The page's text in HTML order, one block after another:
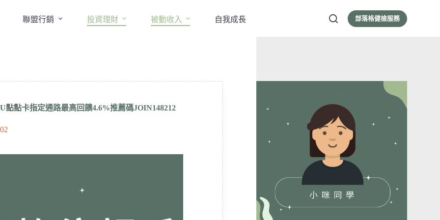
聯盟行銷 投資理財 被動收入 自我成長 部落格健檢服務
點點卡指定通路最高回饋4.6%推薦碼JOIN148212